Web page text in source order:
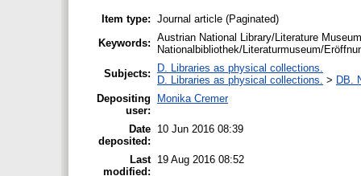
Item type: Journal article (Paginated)
Keywords: Austrian National Library/Literature
Nationalbibliothek/Literaturmuseum/
Subjects:
D. Libraries as physical collections.
D. Libraries as physical collections. > DB.
Depositing
user:
Monika Cremer
Date
deposited:
10 Jun 2016 08:39
Last
modified:
19 Aug 2016 08:52